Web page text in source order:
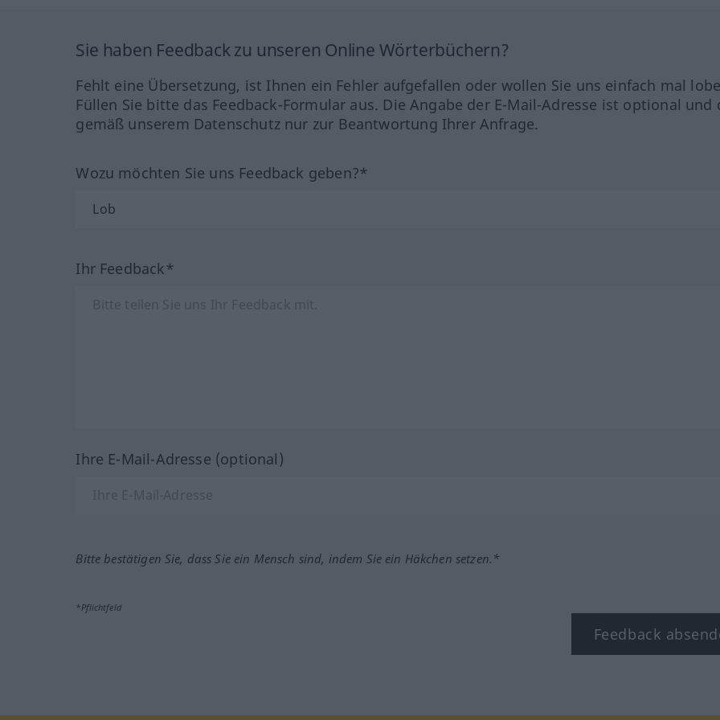
Sie haben Feedback zu unseren Online Wörterbüchern?
Fehlt eine Übersetzung, ist Ihnen ein Fehler aufgefallen oder wollen Sie uns einfach mal
Füllen Sie bitte das Feedback-Formular aus. Die Angabe der E-Mail-Adresse ist optional und
gemäß unserem Datenschutz nur zur Beantwortung Ihrer Anfrage.
Wozu möchten Sie uns Feedback geben?*
Ihr Feedback*
Ihre E-Mail-Adresse (optional)
Bitte bestätigen Sie, dass Sie ein Mensch sind, indem Sie ein Häkchen setzen.*
*Pflichtfeld
Feedback